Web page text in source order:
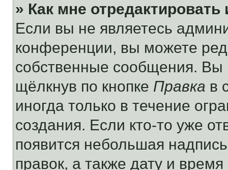
» Как мне
Если вы не являетесь
конференции, вы можете
собственные сообщения. Вы
щёлкнув по кнопке Правка в
иногда только в течение
создания. Если кто-то уже
появится небольшая
правок, а также дату и